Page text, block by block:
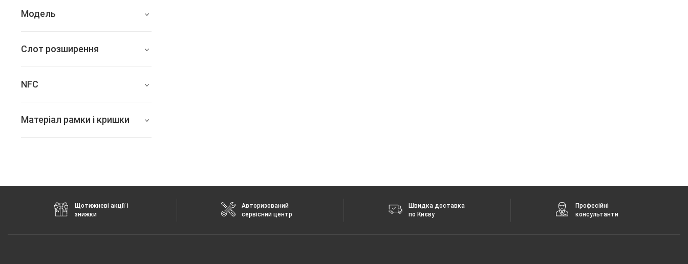
Модель
Слот розширення
NFC
Матеріал рамки і кришки
Щотижневі акції і
знижки
Авторизований
сервісний центр
Швидка доставка
по Києву
Професійні
консультанти